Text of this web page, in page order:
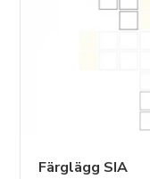
Färglägg SIA